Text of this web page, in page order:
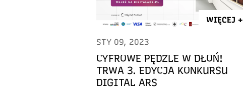
WIĘCEJ +
STY 09, 2023
CYFROWE PĘDZLE W DŁOŃ!
TRWA 3. EDYCJA KONKURSU
DIGITAL ARS